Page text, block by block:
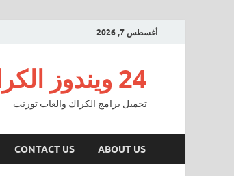
أغسطس 7, 2026
24 ويندوز الكراك
تحميل برامج الكراك والعاب تورنت
ABOUT US
CONTACT US